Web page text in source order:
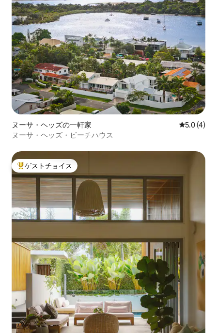
ヌーサ・ヘッズの一軒家 レビュー4
5.0 (4)
ヌーサ・ヘッズ・ビーチハウス
大好評のゲストチョイスです。
ゲストチョイス